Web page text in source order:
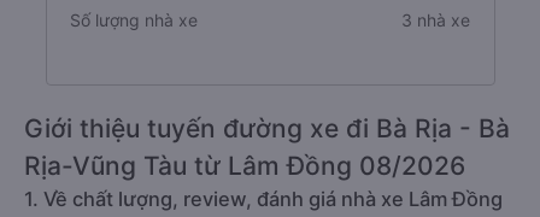
Số lượng nhà xe 3 nhà xe
Giới thiệu tuyến đường xe đi Bà Rịa - Bà
Rịa-Vũng Tàu từ Lâm Đồng 08/2026
1. Về chất lượng, review, đánh giá nhà xe Lâm Đồng